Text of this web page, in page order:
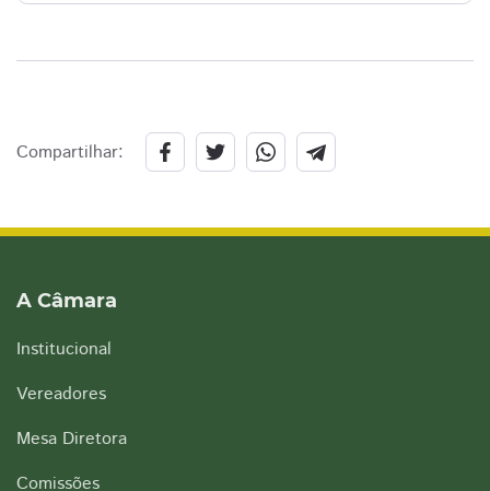
Compartilhar:
A Câmara
Institucional
Vereadores
Mesa Diretora
Comissões